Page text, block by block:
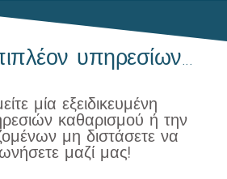
υπηρεσίων...
μία εξειδικευμένη
καθαρισμού ή την
μη διστάσετε να
μαζί μας!